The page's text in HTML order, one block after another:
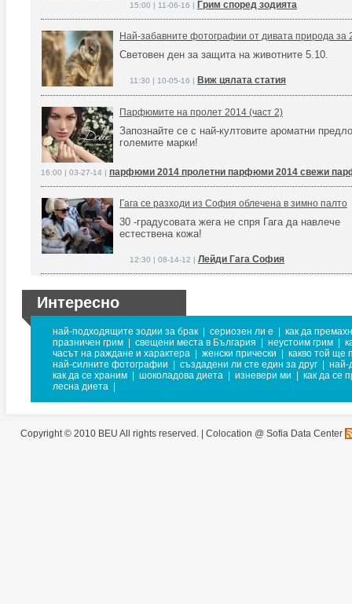
15:00 | 11-06-16 | Грим според зодията
Най-забавните фотографии от дивата природа за
Световен ден за защита на животните 5.10.
11:30 | 10-05-16 | Виж цялата статия
Парфюмите на пролет 2014 (част 2)
Запознайте се с най-култовите ароматни
големите марки!
16:00 | 03-27-14 | парфюми 2014 пролетни парфюми 2014 свежи
Гага се разходи из София облечена в зимно палто
30 -градусовата жега не спря Гага да навлече
естествена кожа!
12:30 | 08-14-12 | Лейди Гага София
Интересно
най-подходящите зодии за брак сериозен ли е
как да
празничен грим
свещени места в България неустоим грим
часът на раждане и характера
женски прически
какво той ще
най-силните фотографии
създадени ли сте един за друг
най-
как да се храним
шоколадова диета изневери ми
как да се
лесна диета
Copyright © 2010 BEU All rights reserved. | Colocation @ Sofia Data Center